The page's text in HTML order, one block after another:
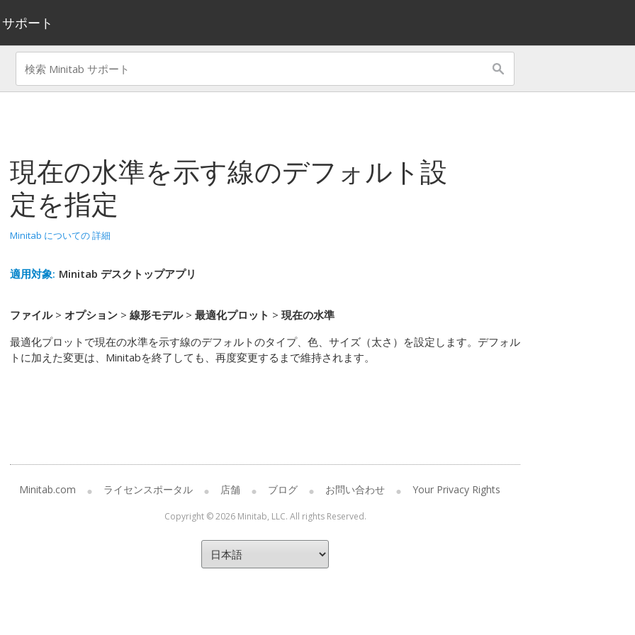
サポート
現在の水準を示す線のデフォルト設
定を指定
Minitab についての 詳細
適用対象: Minitab デスクトップアプリ
ファイル> オプション > 線形モデル> 最適化プロット > 現在の水準
最適化プロットで現在の水準を示す線のデフォルトのタイプ、色、サイズ（太さ）を設定します。デフォル
トに加えた変更は、Minitabを終了しても、再度変更するまで維持されます。
Minitab.com ライセンスポータル 店舗 ブログ お問い合わせ Your Privacy Rights
Copyright © 2026 Minitab, LLC. All rights Reserved.